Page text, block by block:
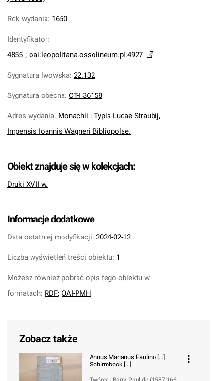
Rok wydania: 1650
Identyfikator:
4855 ; oai:leopolitana.ossolineum.pl:4927
Sygnatura lwowska: 22.132
Sygnatura obecna: CT-I 36158
Adres wydania: Monachii : Typis Lucae Straubij,
Impensis Ioannis Wagneri Bibliopolae.
Obiekt znajduje się w kolekcjach:
Druki XVII w.
Informacje dodatkowe
Data ostatniej modyfikacji: 2024-02-12
Liczba wyświetleń treści obiektu: 1
Możesz również pobrać opis tego obiektu w
formatach: RDF; OAI-PMH
Zobacz także
Annus Marianus Paulino [...]
Schirmbeck [...].
Twórca: Barry, Paul de (1587-166